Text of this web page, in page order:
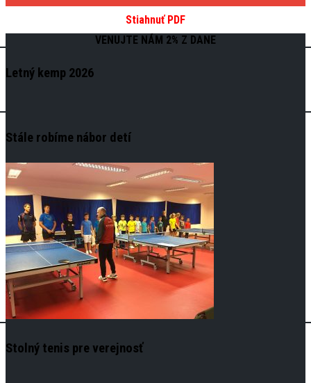
Stiahnuť PDF
VENUJTE NÁM 2% Z DANE
Letný kemp 2026
Stále robíme nábor detí
Stolný tenis pre verejnosť